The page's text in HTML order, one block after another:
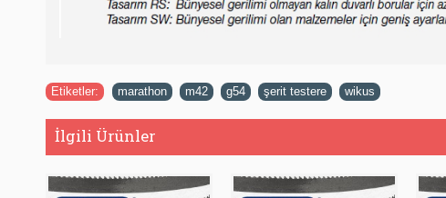
Etiketler: marathon m42 g54 şerit testere wikus
İlgili Ürünler